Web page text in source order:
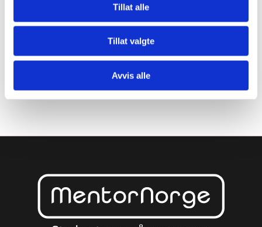
Tillat alle
Tillat valgte
Avvis alle